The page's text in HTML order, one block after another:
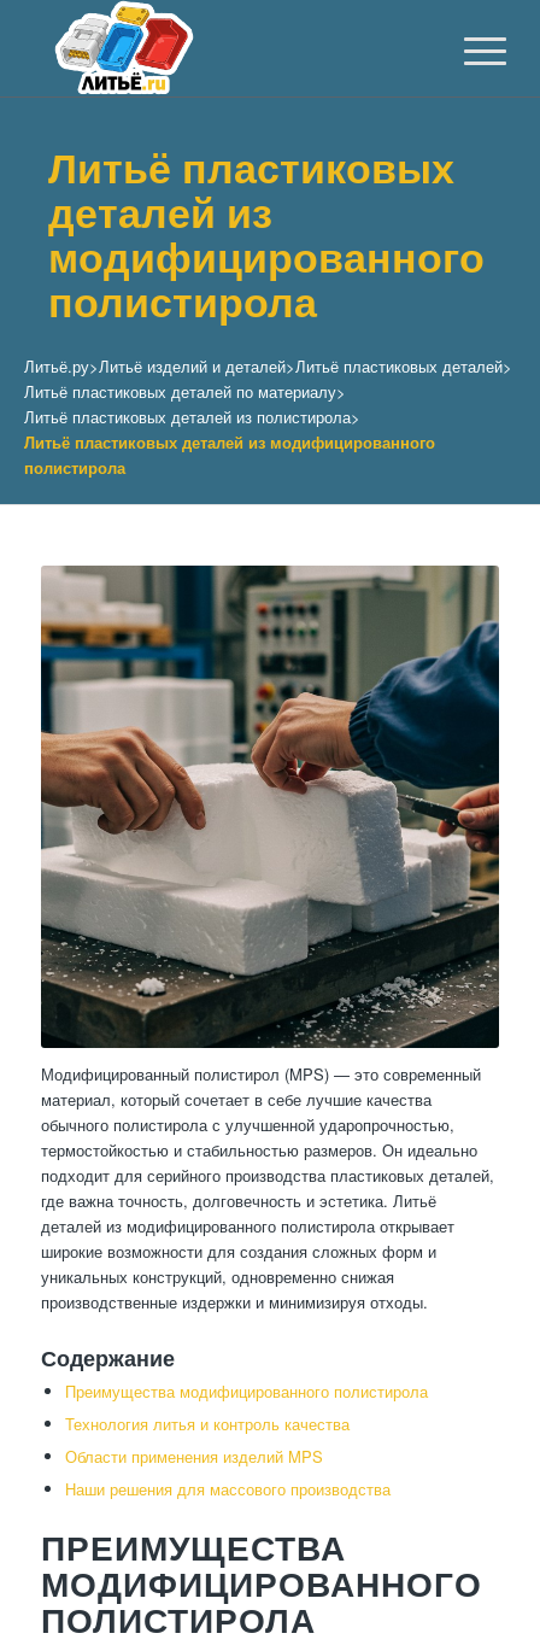
Литьё пластиковых
деталей из
модифицированного
полистирола
Литьё.ру>Литьё изделий и деталей>Литьё пластиковых деталей>
Литьё пластиковых деталей по материалу>
Литьё пластиковых деталей из полистирола>
Литьё пластиковых деталей из модифицированного
полистирола
Модифицированный полистирол (MPS) — это современный
материал, который сочетает в себе лучшие качества
обычного полистирола с улучшенной ударопрочностью,
термостойкостью и стабильностью размеров. Он идеально
подходит для серийного производства пластиковых деталей,
где важна точность, долговечность и эстетика. Литьё
деталей из модифицированного полистирола открывает
широкие возможности для создания сложных форм и
уникальных конструкций, одновременно снижая
производственные издержки и минимизируя отходы.
Содержание
Преимущества модифицированного полистирола
Технология литья и контроль качества
Области применения изделий MPS
Наши решения для массового производства
ПРЕИМУЩЕСТВА
МОДИФИЦИРОВАННОГО
ПОЛИСТИРОЛА